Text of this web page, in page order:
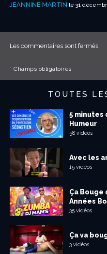
JEANNINE MARTIN le 31
Les commentaires sont fermés.
* Champs obligatoires
TOUTES
5 minutes
Humeur
58 vidéos
Avec les
15 vidéos
Ça Bouge
Années
35 vidéos
Ça va
3 vidéos